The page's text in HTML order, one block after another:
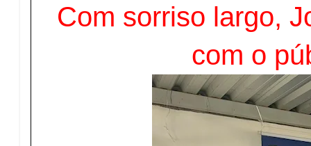
Com sorriso largo,
com o